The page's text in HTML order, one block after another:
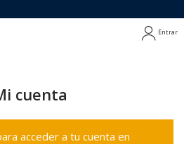
Entrar
cuenta
acceder a tu cuenta en